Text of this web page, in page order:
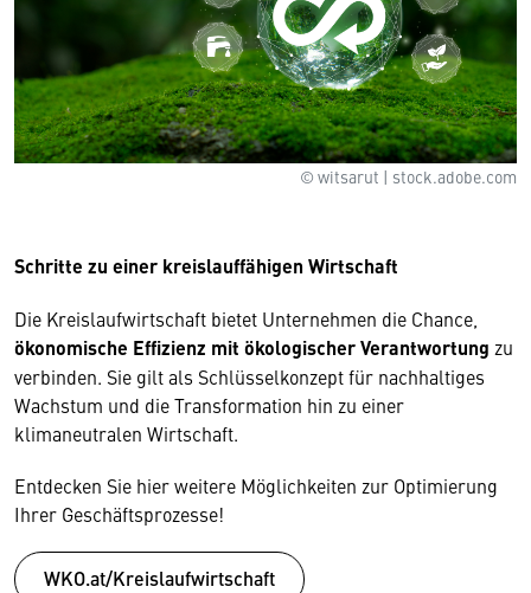
© witsarut | stock.adobe.com
Schritte zu einer kreislauffähigen Wirtschaft
Die Kreislaufwirtschaft bietet Unternehmen die Chance,
ökonomische Effizienz mit ökologischer Verantwortung zu
verbinden. Sie gilt als Schlüsselkonzept für nachhaltiges
Wachstum und die Transformation hin zu einer
klimaneutralen Wirtschaft.
Entdecken Sie hier weitere Möglichkeiten zur Optimierung
Ihrer Geschäftsprozesse!
WKO.at/Kreislaufwirtschaft